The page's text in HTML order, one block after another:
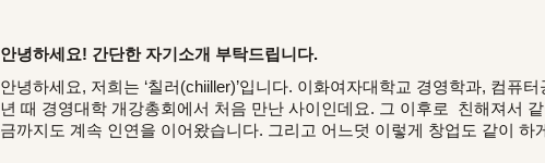
안녕하세요! 간단한 자기소개 부탁드립니다.
안녕하세요, 저희는 ‘칠러(chiiller)’입니다. 이화여자대학교 경영학과, 컴퓨
년 때 경영대학 개강총회에서 처음 만난 사이인데요. 그 이후로 친해져서
금까지도 계속 인연을 이어왔습니다. 그리고 어느덧 이렇게 창업도 같이 하